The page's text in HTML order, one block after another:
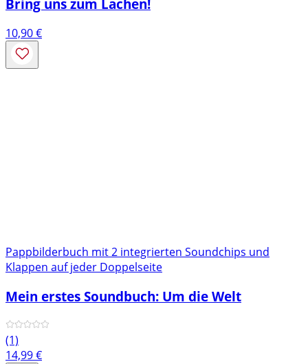
Bring uns zum Lachen!
10,90€
Pappbilderbuch mit 2 integrierten Soundchips und
Klappen auf jeder Doppelseite
Mein erstes Soundbuch: Um die Welt
(1)
14,99€